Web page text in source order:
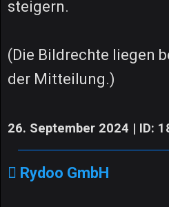
steigern.
(Die Bildrechte liegen
der Mitteilung.)
26. September 2024 | ID:
Rydoo GmbH